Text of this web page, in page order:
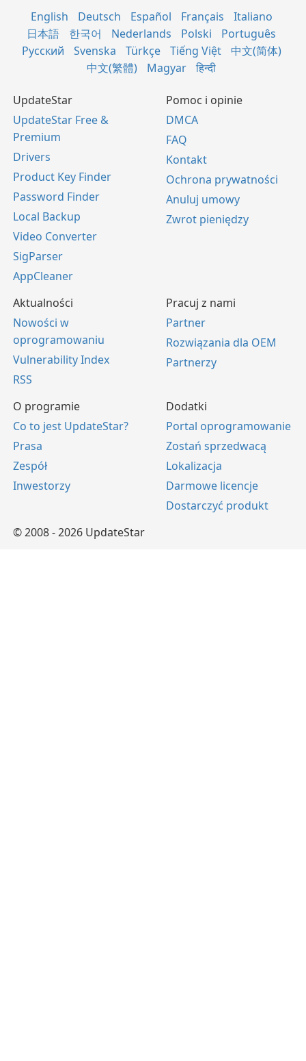
English Deutsch Español Français
Italiano
日本語
한국어 Nederlands Polski
Português
Русский
Svenska Türkçe Tiếng Việt
中文(简体)
中文(繁體)
Magyar हिन्दी
UpdateStar
UpdateStar Free &
Premium
Drivers
Product Key Finder
Password Finder
Local Backup
Video Converter
SigParser
AppCleaner
Pomoc i opinie
DMCA
FAQ
Kontakt
Ochrona prywatności
Anuluj umowy
Zwrot pieniędzy
Aktualności
Nowości w
oprogramowaniu
Vulnerability Index
RSS
Pracuj z nami
Partner
Rozwiązania dla OEM
Partnerzy
O programie
Co to jest UpdateStar?
Prasa
Zespół
Inwestorzy
Dodatki
Portal oprogramowanie
Zostań sprzedwacą
Lokalizacja
Darmowe licencje
Dostarczyć produkt
© 2008 - 2026 UpdateStar